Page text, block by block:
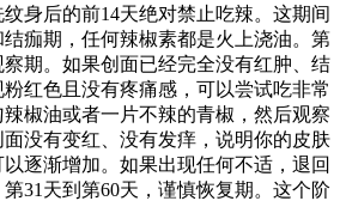
身后的前14天绝对禁止吃辣。这期间
痂期，任何辣椒素都是火上浇油。第
察期。如果创面已经完全没有红肿、结
红色且没有疼痛感，可以尝试吃非常
椒油或者一片不辣的青椒，然后观察
没有变红、没有发痒，说明你的皮肤
逐渐增加。如果出现任何不适，退回
31天到第60天，谨慎恢复期。这个阶